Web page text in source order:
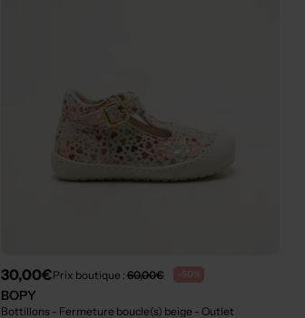
30,00€Prix boutique : 60,00€ -50%
BOPY
Bottillons - Fermeture boucle(s) beige - Outlet